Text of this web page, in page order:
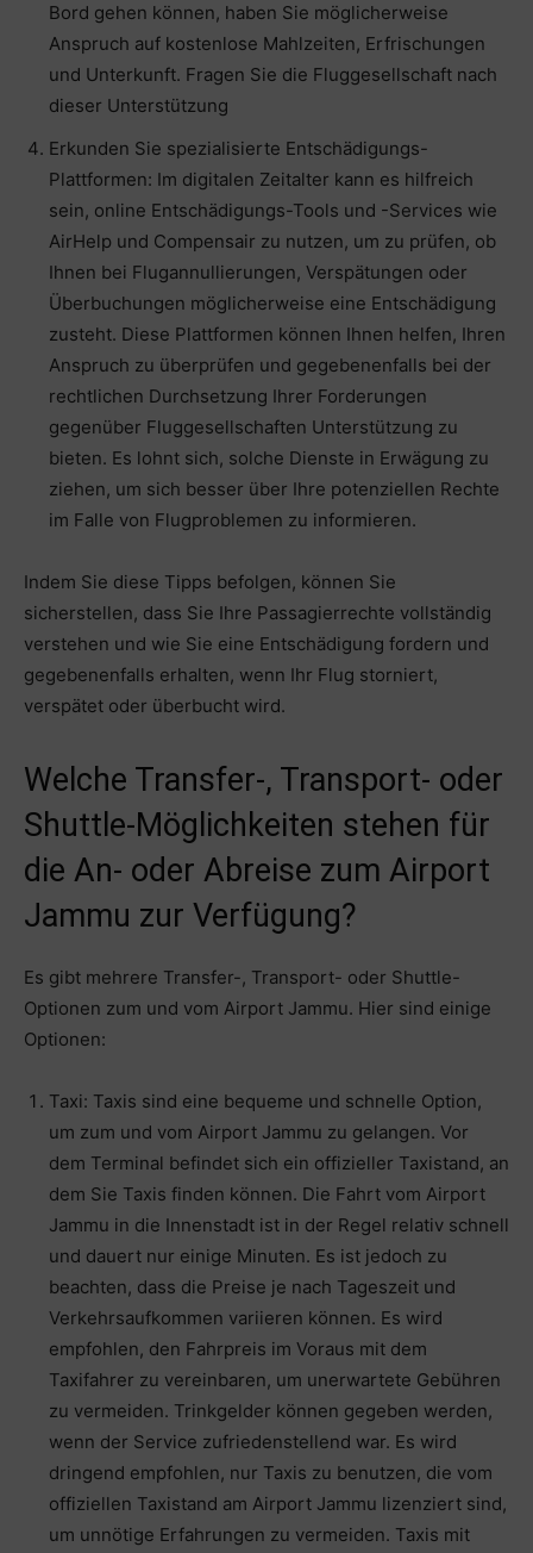
Bord gehen können, haben Sie möglicherweise
Anspruch auf kostenlose Mahlzeiten, Erfrischungen
und Unterkunft. Fragen Sie die Fluggesellschaft nach
dieser Unterstützung
Erkunden Sie spezialisierte Entschädigungs-
Plattformen: Im digitalen Zeitalter kann es hilfreich
sein, online Entschädigungs-Tools und -Services wie
AirHelp und Compensair zu nutzen, um zu prüfen, ob
Ihnen bei Flugannullierungen, Verspätungen oder
Überbuchungen möglicherweise eine Entschädigung
zusteht. Diese Plattformen können Ihnen helfen, Ihren
Anspruch zu überprüfen und gegebenenfalls bei der
rechtlichen Durchsetzung Ihrer Forderungen
gegenüber Fluggesellschaften Unterstützung zu
bieten. Es lohnt sich, solche Dienste in Erwägung zu
ziehen, um sich besser über Ihre potenziellen Rechte
im Falle von Flugproblemen zu informieren.
Indem Sie diese Tipps befolgen, können Sie
sicherstellen, dass Sie Ihre Passagierrechte vollständig
verstehen und wie Sie eine Entschädigung fordern und
gegebenenfalls erhalten, wenn Ihr Flug storniert,
verspätet oder überbucht wird.
Welche Transfer-, Transport- oder
Shuttle-Möglichkeiten stehen für
die An- oder Abreise zum Airport
Jammu zur Verfügung?
Es gibt mehrere Transfer-, Transport- oder Shuttle-
Optionen zum und vom Airport Jammu. Hier sind einige
Optionen:
Taxi: Taxis sind eine bequeme und schnelle Option,
um zum und vom Airport Jammu zu gelangen. Vor
dem Terminal befindet sich ein offizieller Taxistand, an
dem Sie Taxis finden können. Die Fahrt vom Airport
Jammu in die Innenstadt ist in der Regel relativ schnell
und dauert nur einige Minuten. Es ist jedoch zu
beachten, dass die Preise je nach Tageszeit und
Verkehrsaufkommen variieren können. Es wird
empfohlen, den Fahrpreis im Voraus mit dem
Taxifahrer zu vereinbaren, um unerwartete Gebühren
zu vermeiden. Trinkgelder können gegeben werden,
wenn der Service zufriedenstellend war. Es wird
dringend empfohlen, nur Taxis zu benutzen, die vom
offiziellen Taxistand am Airport Jammu lizenziert sind,
um unnötige Erfahrungen zu vermeiden. Taxis mit